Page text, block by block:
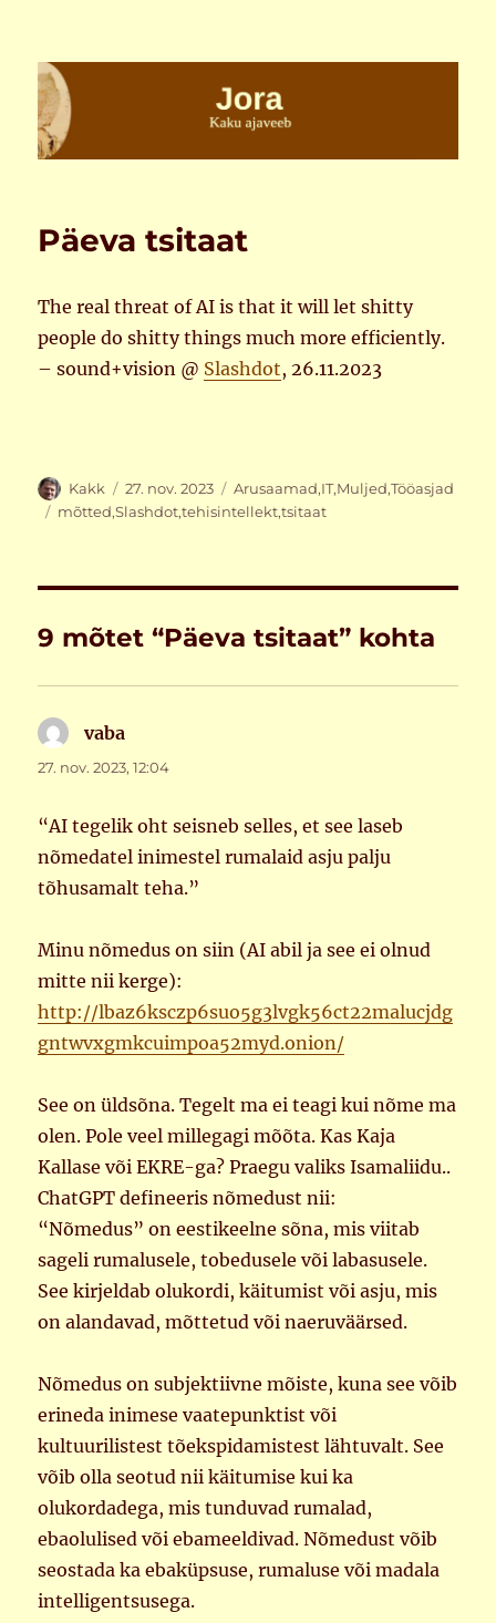
Jora
Päeva tsitaat
The real threat of AI is that it will let shitty
people do shitty things much more efficiently.
– sound+vision @ Slashdot, 26.11.2023
Autor
Kakk Postitatud
27. nov. 2023 Rubriigid
Arusaamad,IT,Muljed,Tööasjad
Sildid
mõtted,Slashdot,tehisintellekt,tsitaat
9 mõtet “Päeva tsitaat” kohta
vaba
27. nov. 2023, 12:04
“AI tegelik oht seisneb selles, et see laseb
nõmedatel inimestel rumalaid asju palju
tõhusamalt teha.”
Minu nõmedus on siin (AI abil ja see ei olnud
mitte nii kerge):
http://lbaz6ksczp6suo5g3lvgk56ct22malucjdg
gntwvxgmkcuimpoa52myd.onion/
See on üldsõna. Tegelt ma ei teagi kui nõme ma
olen. Pole veel millegagi mõõta. Kas Kaja
Kallase või EKRE-ga? Praegu valiks Isamaliidu..
ChatGPT defineeris nõmedust nii:
“Nõmedus” on eestikeelne sõna, mis viitab
sageli rumalusele, tobedusele või labasusele.
See kirjeldab olukordi, käitumist või asju, mis
on alandavad, mõttetud või naeruväärsed.
Nõmedus on subjektiivne mõiste, kuna see võib
erineda inimese vaatepunktist või
kultuurilistest tõekspidamistest lähtuvalt. See
võib olla seotud nii käitumise kui ka
olukordadega, mis tunduvad rumalad,
ebaolulised või ebameeldivad. Nõmedust võib
seostada ka ebaküpsuse, rumaluse või madala
intelligentsusega.